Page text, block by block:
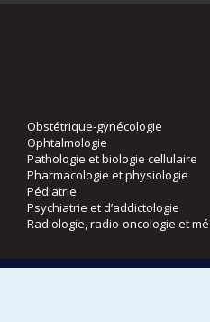
Obstétrique-gynécologie
Ophtalmologie
Pathologie et biologie cellulaire
Pharmacologie et physiologie
Pédiatrie
Psychiatrie et d’addictologie
Radiologie, radio-oncologie et